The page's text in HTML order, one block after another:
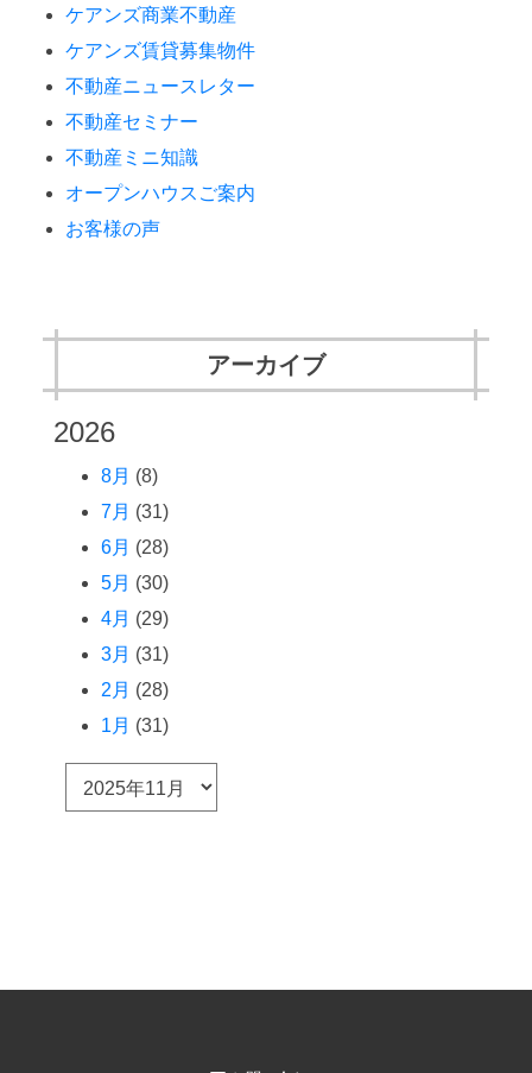
ケアンズ商業不動産
ケアンズ賃貸募集物件
不動産ニュースレター
不動産セミナー
不動産ミニ知識
オープンハウスご案内
お客様の声
アーカイブ
2026
8月 (8)
7月 (31)
6月 (28)
5月 (30)
4月 (29)
3月 (31)
2月 (28)
1月 (31)
ー